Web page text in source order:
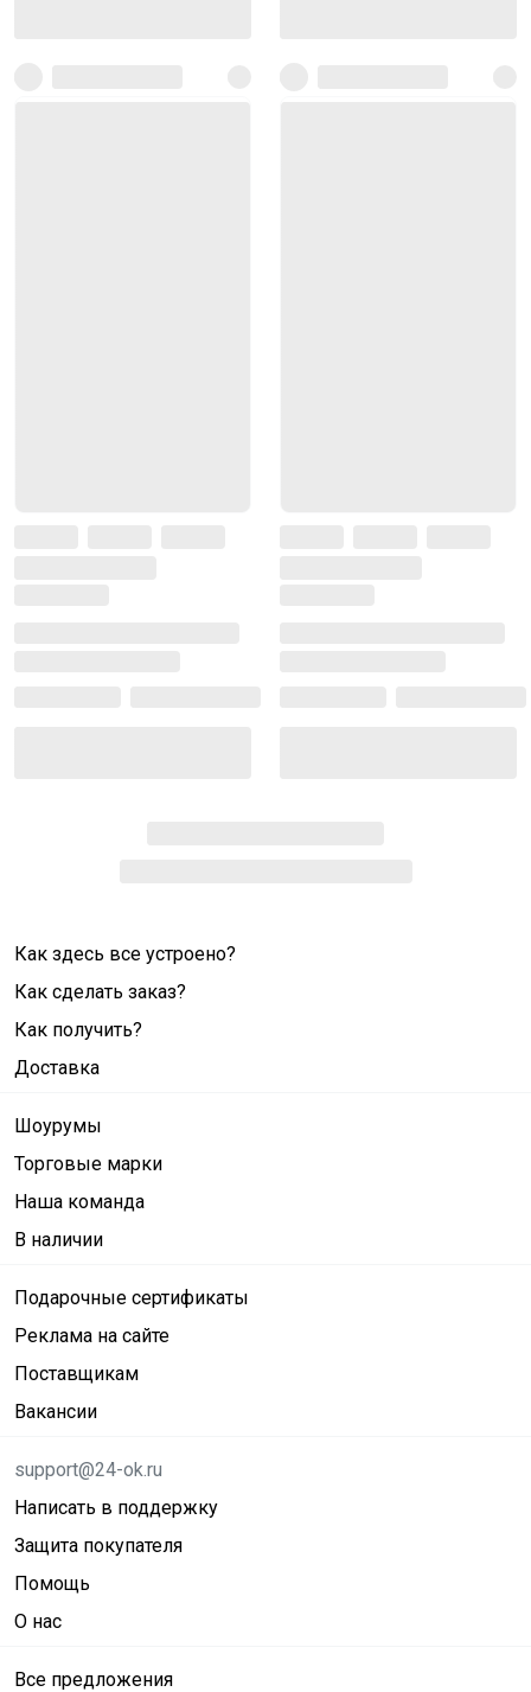
Как здесь все устроено?
Как сделать заказ?
Как получить?
Доставка
Шоурумы
Торговые марки
Наша команда
В наличии
Подарочные сертификаты
Реклама на сайте
Поставщикам
Вакансии
support@24-ok.ru
Написать в поддержку
Защита покупателя
Помощь
О нас
Все предложения